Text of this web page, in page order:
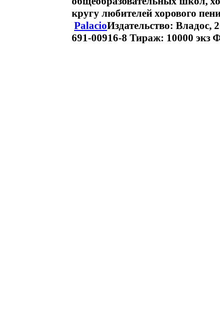
кругу любителей хорового
PalacioИздательство: Владос,
691-00916-8 Тираж: 10000 экз